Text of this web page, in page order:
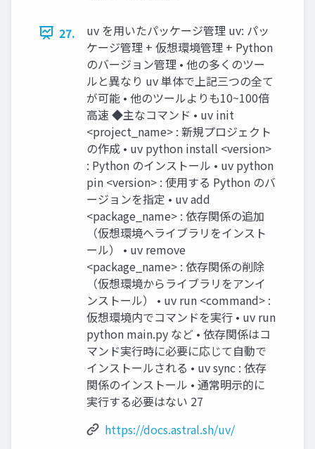
27.
uv を用いたパッケージ管理 uv: パッ
ケージ管理 + 仮想環境管理 + Python
のバージョン管理 • 他の多くのツー
ルと異なり uv 単体で上記三つの全て
が可能 • 他のツールよりも10~100倍
高速 ◆主なコマンド • uv init
<project_name> : 新規プロジェクト
の作成 • uv python install <version>
: Python のインストール • uv python
pin <version> : 使用する Python のバ
ージョンを指定 • uv add
<package_name> : 依存関係の追加
（仮想環境へライブラリをインスト
ール） • uv remove
<package_name> : 依存関係の削除
（仮想環境からライブラリをアンイ
ンストール） • uv run <command> :
仮想環境内でコマンドを実行 • uv run
python main.py など • 依存関係はコ
マンド実行時に必要に応じて自動で
インストールされる • uv sync : 依存
関係のインストール • 通常明示的に
実行する必要はない 27
https://docs.astral.sh/uv/